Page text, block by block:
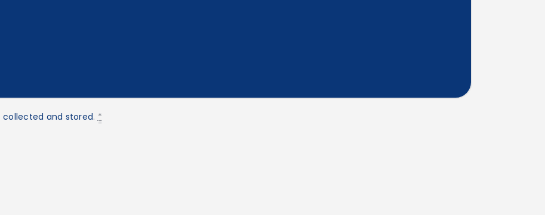
collected and stored. *